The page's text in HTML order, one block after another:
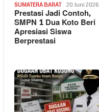
SUMATERA BARAT 20 Juni 2026
Prestasi Jadi Contoh,
SMPN 1 Dua Koto Beri
Apresiasi Siswa
Berprestasi